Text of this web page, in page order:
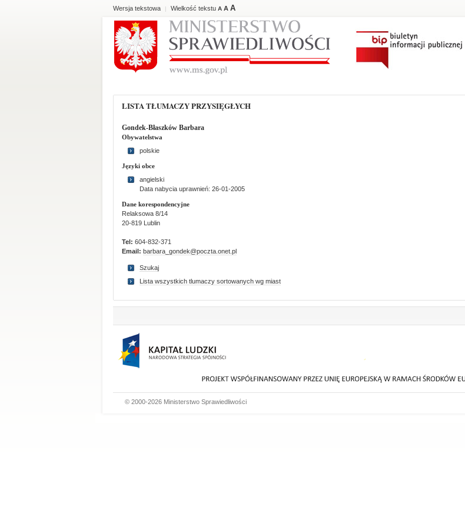
Wersja tekstowa | Wielkość tekstu A A A
LISTA TŁUMACZY PRZYSIĘGŁYCH
Gondek-Błaszków Barbara
Obywatelstwa
polskie
Języki obce
angielski
Data nabycia uprawnień: 26-01-2005
Dane korespondencyjne
Relaksowa 8/14
20-819 Lublin
Tel: 604-832-371
Email: barbara_gondek@poczta.onet.pl
Szukaj
Lista wszystkich tlumaczy sortowanych wg miast
© 2000-2026 Ministerstwo Sprawiedliwości